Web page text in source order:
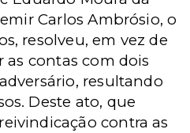
Carlos Ambrósio, o
resolveu, em vez de
contas com dois
resultando
Deste ato, que
contra as